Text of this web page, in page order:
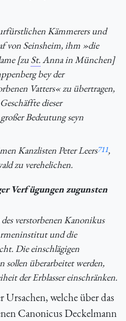
Kämmerers und
von Seinsheim, ihm »die
[zuSt.Anna in München]
bey der
Vatters« zu übertragen,
dieser
Bedeutung seyn
Kanzlisten Peter Leers711,
zu verehelichen.
Verfügungen zugunsten
verstorbenen Kanonikus
und die
Die einschlägigen
sollen überarbeitet werden,
der Erblasser einschränken.
welche über das
Canonicus Deckelmann